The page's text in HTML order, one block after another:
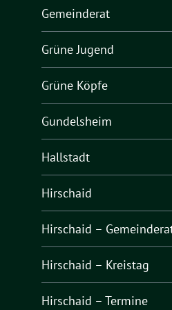
Gemeinderat
Grüne Jugend
Grüne Köpfe
Gundelsheim
Hallstadt
Hirschaid
Hirschaid –
Hirschaid – Kreistag
Hirschaid – Termine